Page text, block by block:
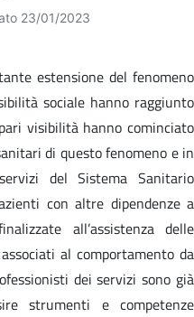
23/01/2023
estensione del fenomeno
sociale hanno raggiunto
visibilità hanno cominciato
di questo fenomeno e in
del Sistema Sanitario
con altre dipendenze a
all’assistenza delle
al comportamento da
dei servizi sono già
strumenti e competenze